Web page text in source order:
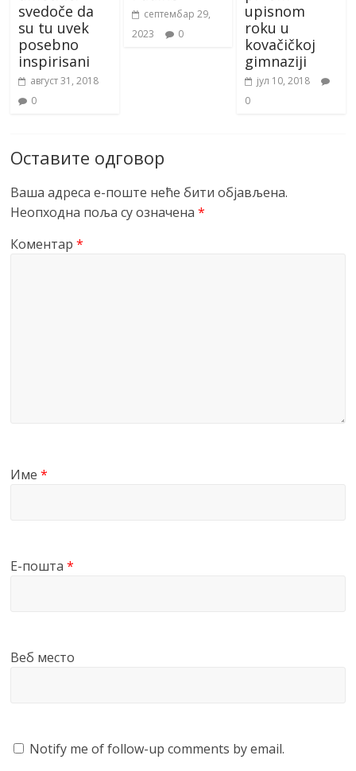
svedoče da
su tu uvek
posebno
inspirisani
август 31, 2018
0
септембар 29,
2023
0
upisnom
roku u
kovačičkoj
gimnaziji
јул 10, 2018
0
Оставите одговор
Ваша адреса е-поште неће бити објављена.
Неопходна поља су означена*
Коментар*
Име*
Е-пошта*
Веб место
Notify me of follow-up comments by email.